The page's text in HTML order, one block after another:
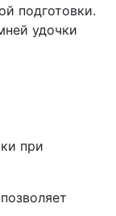
подготовки.
удочки
при